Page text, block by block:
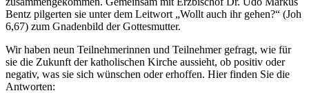
Bentz pilgerten sie unter dem Leitwort „Wollt auch ihr gehen?“ (Joh
6,67) zum Gnadenbild der Gottesmutter.
Wir haben neun Teilnehmerinnen und Teilnehmer gefragt, wie für
sie die Zukunft der katholischen Kirche aussieht, ob positiv oder
negativ, was sie sich wünschen oder erhoffen. Hier finden Sie die
Antworten: